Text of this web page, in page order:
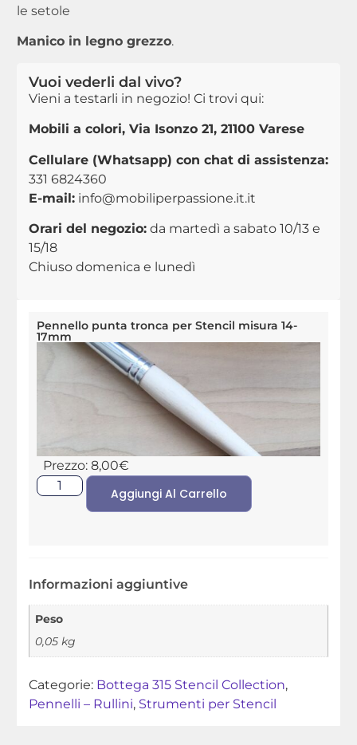
Pennello punta tronca per Stencil misura 14-
17mm
Prezzo: 8,00€
Aggiungi Al Carrello
Informazioni aggiuntive
Peso
0,05 kg
Categorie: Bottega 315 Stencil Collection,
Pennelli – Rullini, Strumenti per Stencil
le setole
Manico in legno grezzo.
Vuoi vederli dal vivo?
Vieni a testarli in negozio! Ci trovi qui:
Mobili a colori, Via Isonzo 21, 21100 Varese
Cellulare (Whatsapp) con chat di assistenza:
331 6824360
E-mail: info@mobiliperpassione.it.it
Orari del negozio:da martedì a sabato 10/13 e
15/18
Chiuso domenica e lunedì